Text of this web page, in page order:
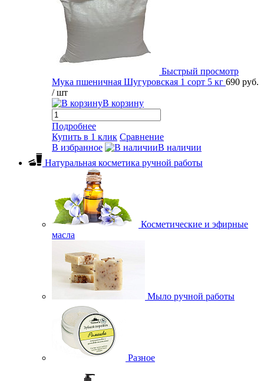
Быстрый просмотр
Мука пшеничная Шугуровская 1 сорт 5 кг 690 руб.
/ шт
В корзину
Подробнее
Купить в 1 клик Сравнение
В избранное
В наличии
Натуральная косметика ручной работы
Косметические и эфирные
масла
Мыло ручной работы
Разное